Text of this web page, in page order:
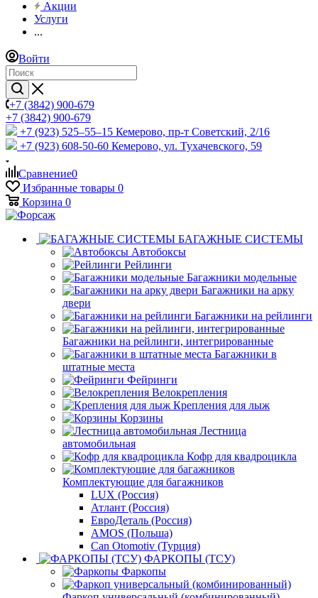
Акции
Услуги
...
Войти
+7 (3842) 900-679
+7 (3842) 900-679
+7 (923) 525–55–15 Кемерово, пр-т Советский, 2/16
+7 (923) 608-50-60 Кемерово, ул. Тухачевского, 59
Сравнение0
Избранные товары 0
Корзина 0
БАГАЖНЫЕ СИСТЕМЫ
Автобоксы
Рейлинги
Багажники модельные
Багажники на арку
двери
Багажники на рейлинги
Багажники на рейлинги, интегрированные
Багажники в
штатные места
Фейринги
Велокрепления
Крепления для лыж
Корзины
Лестница
автомобильная
Кофр для квадроцикла
Комплектующие для багажников
LUX (Россия)
Атлант (Россия)
ЕвроДеталь (Россия)
AMOS (Польша)
Can Otomotiv (Турция)
ФАРКОПЫ (ТСУ)
Фаркопы